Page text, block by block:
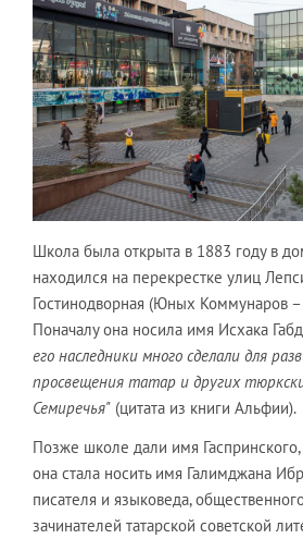
Школа была открыта в 1883 году в
находился на перекрестке улиц
Гостинодворная (Юных Коммунаров
Поначалу она носила имя Исхака
его наследники много сделали для
просвещения татар и других
Семиречья" (цитата из книги Альфии).
Позже школе дали имя
она стала носить имя Галимджана
писателя и языковеда,
зачинателей татарской советской